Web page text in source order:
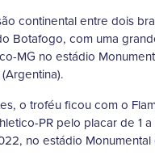
continental entre dois
Botafogo, com uma
MG no estádio
o troféu ficou com o
PR pelo placar de 1
no estádio Monumental